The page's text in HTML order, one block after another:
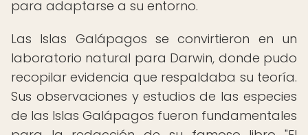
para adaptarse a su entorno.
Las Islas Galápagos se convirtieron en un
laboratorio natural para Darwin, donde pudo
recopilar evidencia que respaldaba su teoría.
Sus observaciones y estudios de las especies
de las Islas Galápagos fueron fundamentales